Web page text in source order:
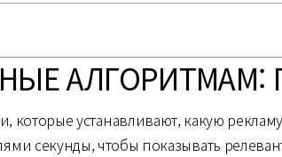
устанавливают, какую
секунды, чтобы показывать